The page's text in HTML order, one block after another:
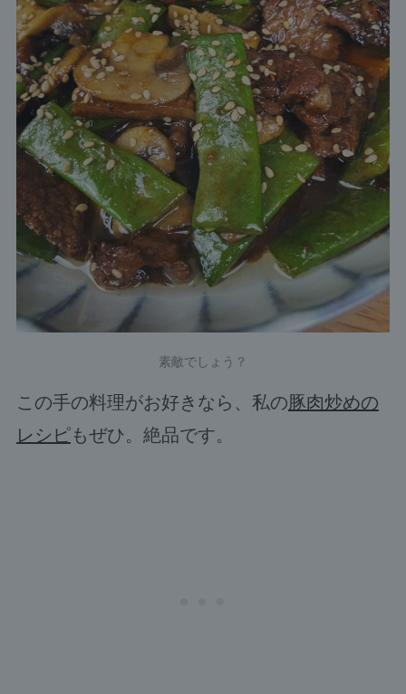
素敵でしょう？
この手の料理がお好きなら、私の豚肉炒めの
レシピもぜひ。絶品です。